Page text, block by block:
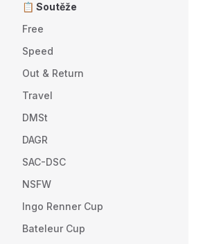
📋 Soutěže
Free
Speed
Out & Return
Travel
DMSt
DAGR
SAC-DSC
NSFW
Ingo Renner Cup
Bateleur Cup